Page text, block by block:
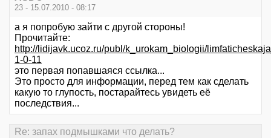
23 - 15.07.2010 - 08:17
а я попробую зайти с другой стороны!
Прочитайте:
http://lidijavk.ucoz.ru/publ/k_urokam_biologii/
1-0-11
это первая попавшаяся ссылка...
Это просто для информации, перед тем как сделать
какую то глупость, постарайтесь увидеть её
последствия...
Re: запах подмышками что делать?